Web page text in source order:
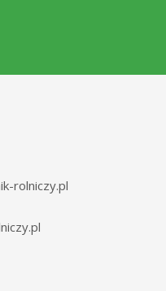
rolniczy.pl